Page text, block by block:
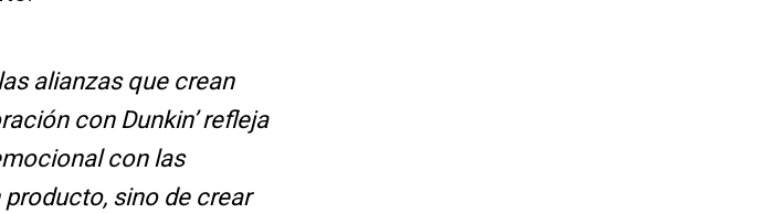
alianzas que crean
con Dunkin’ refleja
con las
sino de crear